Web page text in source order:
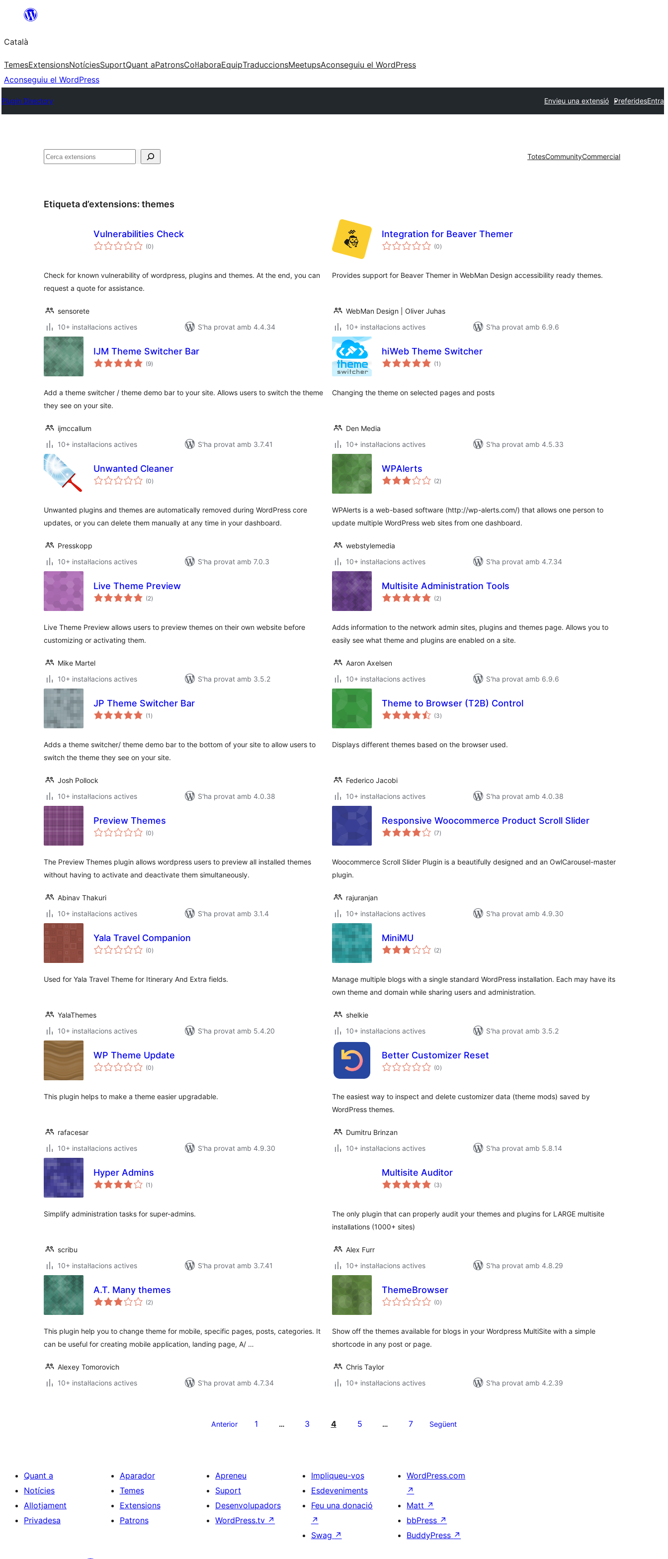
contingut
Català
TemesExtensionsNotíciesSuportQuant aPatronsCol·laboraEquipTraduccionsMeetupsAconseguiu el WordPress
Aconseguiu el WordPress
Plugin Directory Envieu una extensió PreferidesEntra
Cerca TotesCommunityCommercial
Etiqueta d’extensions: themes
Vulnerabilities Check
(0puntuacions
totals
)
Check for known vulnerability of wordpress, plugins and themes. At the end, you can
request a quote for assistance.
sensorete
10+ instal·lacions actives
S'ha provat amb 4.4.34
Integration for Beaver Themer
(0puntuacions
totals
)
Provides support for Beaver Themer in WebMan Design accessibility ready themes.
WebMan Design | Oliver Juhas
10+ instal·lacions actives
S'ha provat amb 6.9.6
IJM Theme Switcher Bar
(9puntuacions
totals
)
Add a theme switcher / theme demo bar to your site. Allows users to switch the theme
they see on your site.
ijmccallum
10+ instal·lacions actives
S'ha provat amb 3.7.41
hiWeb Theme Switcher
(1 puntuacions
totals
)
Changing the theme on selected pages and posts
Den Media
10+ instal·lacions actives
S'ha provat amb 4.5.33
Unwanted Cleaner
(0puntuacions
totals
)
Unwanted plugins and themes are automatically removed during WordPress core
updates, or you can delete them manually at any time in your dashboard.
Presskopp
10+ instal·lacions actives
S'ha provat amb 7.0.3
WPAlerts
(2puntuacions
totals
)
WPAlerts is a web-based software (http://wp-alerts.com/) that allows one person to
update multiple WordPress web sites from one dashboard.
webstylemedia
10+ instal·lacions actives
S'ha provat amb 4.7.34
Live Theme Preview
(2puntuacions
totals
)
Live Theme Preview allows users to preview themes on their own website before
customizing or activating them.
Mike Martel
10+ instal·lacions actives
S'ha provat amb 3.5.2
Multisite Administration Tools
(2puntuacions
totals
)
Adds information to the network admin sites, plugins and themes page. Allows you to
easily see what theme and plugins are enabled on a site.
Aaron Axelsen
10+ instal·lacions actives
S'ha provat amb 6.9.6
JP Theme Switcher Bar
(1 puntuacions
totals
)
Adds a theme switcher/ theme demo bar to the bottom of your site to allow users to
switch the theme they see on your site.
Josh Pollock
10+ instal·lacions actives
S'ha provat amb 4.0.38
Theme to Browser (T2B) Control
(3puntuacions
totals
)
Displays different themes based on the browser used.
Federico Jacobi
10+ instal·lacions actives
S'ha provat amb 4.0.38
Preview Themes
(0puntuacions
totals
)
The Preview Themes plugin allows wordpress users to preview all installed themes
without having to activate and deactivate them simultaneously.
Abinav Thakuri
10+ instal·lacions actives
S'ha provat amb 3.1.4
Responsive Woocommerce Product Scroll Slider
(7puntuacions
totals
)
Woocommerce Scroll Slider Plugin is a beautifully designed and an OwlCarousel-master
plugin.
rajuranjan
10+ instal·lacions actives
S'ha provat amb 4.9.30
Yala Travel Companion
(0puntuacions
totals
)
Used for Yala Travel Theme for Itinerary And Extra fields.
YalaThemes
10+ instal·lacions actives
S'ha provat amb 5.4.20
MiniMU
(2puntuacions
totals
)
Manage multiple blogs with a single standard WordPress installation. Each may have its
own theme and domain while sharing users and administration.
shelkie
10+ instal·lacions actives
S'ha provat amb 3.5.2
WP Theme Update
(0puntuacions
totals
)
This plugin helps to make a theme easier upgradable.
rafacesar
10+ instal·lacions actives
S'ha provat amb 4.9.30
Better Customizer Reset
(0puntuacions
totals
)
The easiest way to inspect and delete customizer data (theme mods) saved by
WordPress themes.
Dumitru Brinzan
10+ instal·lacions actives
S'ha provat amb 5.8.14
Hyper Admins
(1 puntuacions
totals
)
Simplify administration tasks for super-admins.
scribu
10+ instal·lacions actives
S'ha provat amb 3.7.41
Multisite Auditor
(3puntuacions
totals
)
The only plugin that can properly audit your themes and plugins for LARGE multisite
installations (1000+ sites)
Alex Furr
10+ instal·lacions actives
S'ha provat amb 4.8.29
A.T. Many themes
(2puntuacions
totals
)
This plugin help you to change theme for mobile, specific pages, posts, categories. It
can be useful for creating mobile application, landing page, A/ …
Alexey Tomorovich
10+ instal·lacions actives
S'ha provat amb 4.7.34
ThemeBrowser
(0puntuacions
totals
)
Show off the themes available for blogs in your Wordpress MultiSite with a simple
shortcode in any post or page.
Chris Taylor
10+ instal·lacions actives
S'ha provat amb 4.2.39
Anterior 1 … 3 4 5 … 7 Següent
Quant a
Notícies
Allotjament
Privadesa
Aparador
Temes
Extensions
Patrons
Apreneu
Suport
Desenvolupadors
WordPress.tv ↗
Impliqueu-vos
Esdeveniments
Feu una donació
↗
Swag ↗
WordPress.com
↗
Matt ↗
bbPress ↗
BuddyPress ↗